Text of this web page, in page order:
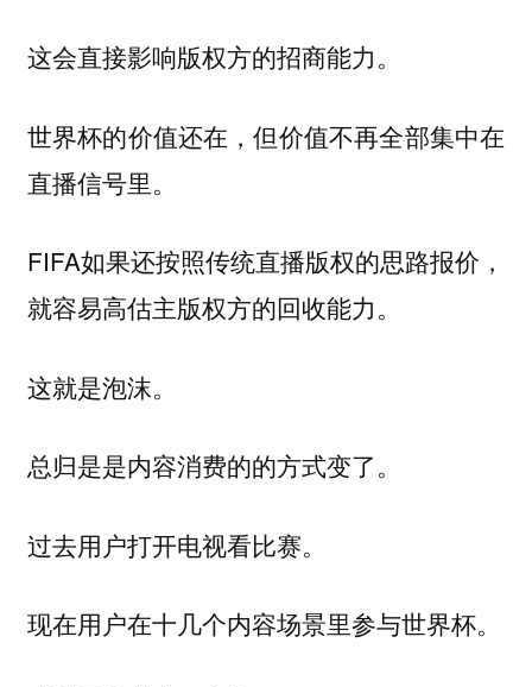
这会直接影响版权方的招商能力。
世界杯的价值还在，但价值不再全部集中在
直播信号里。
FIFA如果还按照传统直播版权的思路报价，
就容易高估主版权方的回收能力。
这就是泡沫。
总归是是内容消费的的方式变了。
过去用户打开电视看比赛。
现在用户在十几个内容场景里参与世界杯。